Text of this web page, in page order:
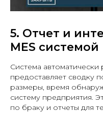
5. Отчет и
MES системой
Система
предоставляет сводку
размеры, время
систему предприятия.
по браку и отчеты для